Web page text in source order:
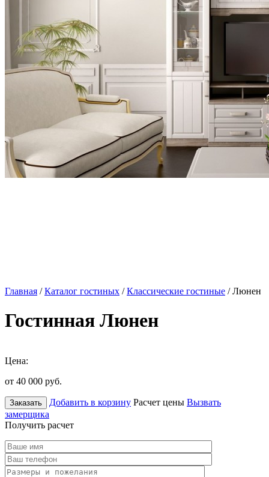
Главная /Каталог гостиных /Классические гостиные / Люнен
Гостинная Люнен
Цена:
от 40 000 руб.
Заказать Добавить в корзину Расчет цены Вызвать
замерщика
Получить расчет